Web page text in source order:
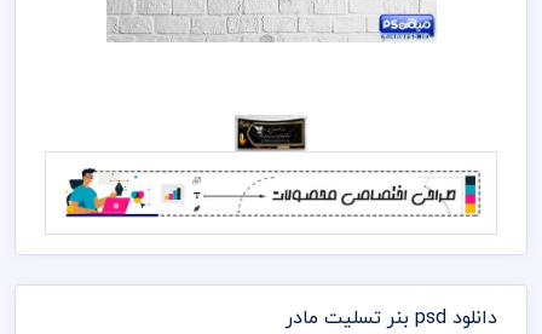
دانلود psd بنر تسلیت مادر